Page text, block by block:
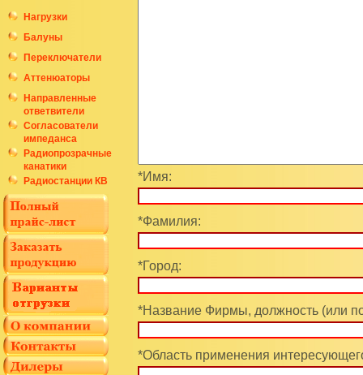
Нагрузки
Балуны
Переключатели
Аттенюаторы
Направленные
ответвители
Согласователи
импеданса
Радиопрозрачные
канатики
Радиостанции КВ *Имя:
*Фамилия:
*Город:
*Название Фирмы, должность (или
*Область применения